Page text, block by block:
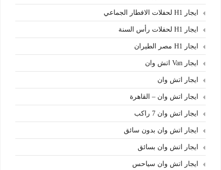
ايجار H1 لحفلات الافطار الجماعي
ايجار H1 لحفلات رأس السنة
ايجار H1 مصر الطيران
ايجار Van اتش وان
ايجار اتش وان
ايجار اتش وان – القاهرة
ايجار اتش وان 7 راكب
ايجار اتش وان بدون سائق
ايجار اتش وان بسائق
ايجار اتش وان سياحس